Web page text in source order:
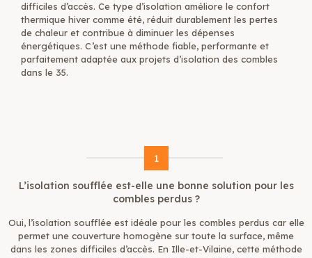
difficiles d’accès. Ce type d’isolation améliore le confort
thermique hiver comme été, réduit durablement les pertes
de chaleur et contribue à diminuer les dépenses
énergétiques. C’est une méthode fiable, performante et
parfaitement adaptée aux projets d’isolation des combles
dans le 35.
1
L’isolation soufflée est-elle une bonne solution pour les
combles perdus ?
Oui, l’isolation soufflée est idéale pour les combles perdus car elle
permet une couverture homogène sur toute la surface, même
dans les zones difficiles d’accès. En Ille-et-Vilaine, cette méthode